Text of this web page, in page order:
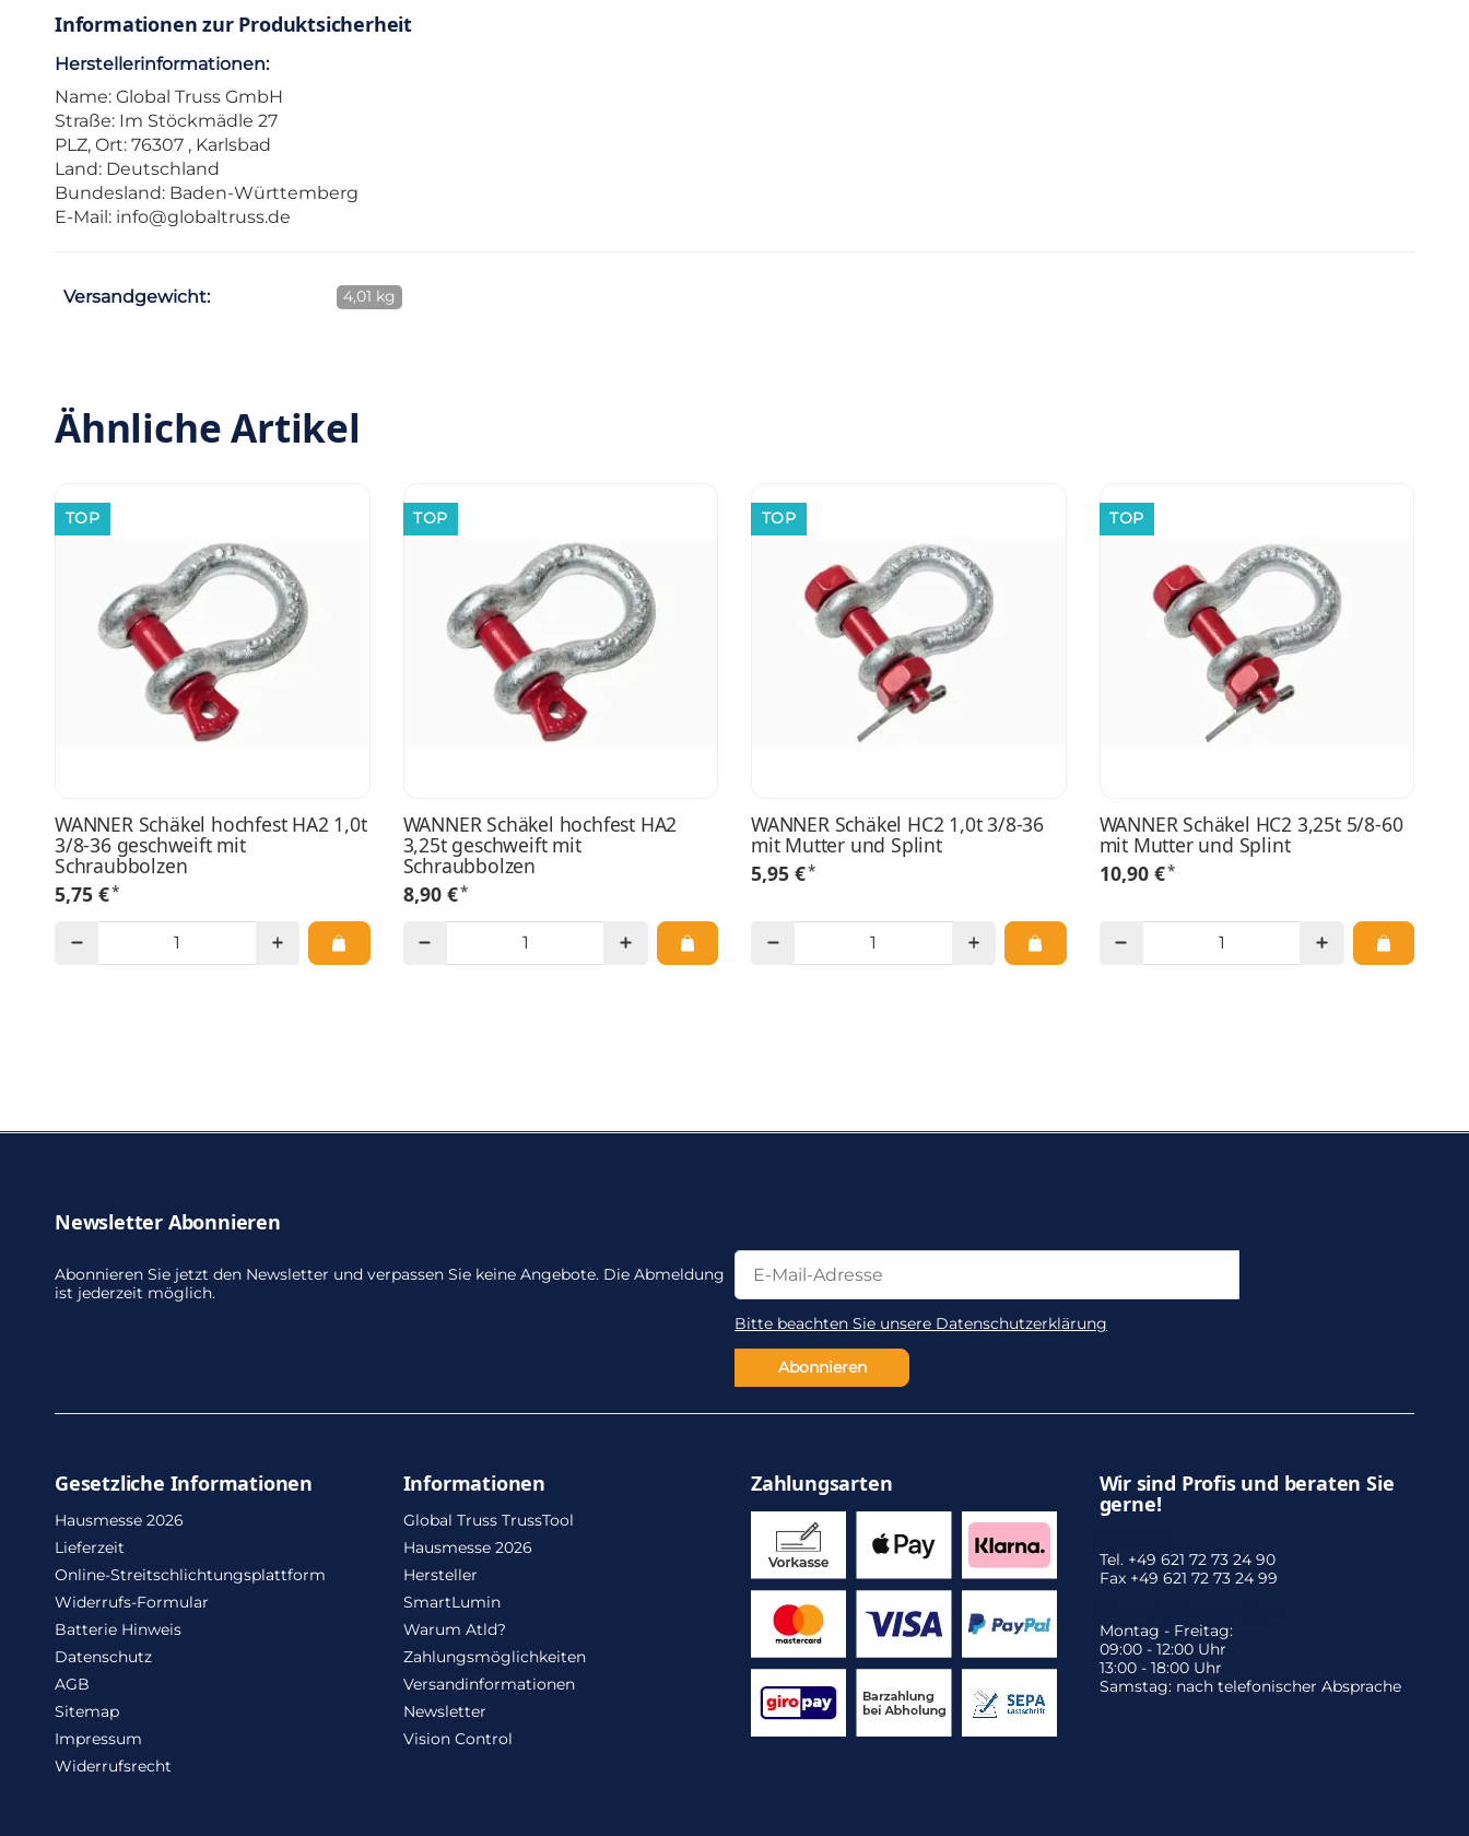
Informationen zur Produktsicherheit
Herstellerinformationen:
Name: Global Truss GmbH
Straße: Im Stöckmädle 27
PLZ, Ort: 76307 , Karlsbad
Land: Deutschland
Bundesland: Baden-Württemberg
E-Mail: info@globaltruss.de
Versandgewicht: 4,01 kg
Ähnliche Artikel
TOP
WANNER Schäkel hochfest HA2 1,0t
3/8-36 geschweift mit
Schraubbolzen
5,75 €*
TOP
WANNER Schäkel hochfest HA2
3,25t geschweift mit
Schraubbolzen
8,90 €*
TOP
WANNER Schäkel HC2 1,0t 3/8-36
mit Mutter und Splint
5,95 €*
TOP
WANNER Schäkel HC2 3,25t 5/8-60
mit Mutter und Splint
10,90 €*
Gesetzliche Informationen
Hausmesse 2026
Lieferzeit
Online-Streitschlichtungsplattform
Widerrufs-Formular
Batterie Hinweis
Datenschutz
AGB
Sitemap
Impressum
Widerrufsrecht
Informationen
Global Truss TrussTool
Hausmesse 2026
Hersteller
SmartLumin
Warum Atld?
Zahlungsmöglichkeiten
Versandinformationen
Newsletter
Vision Control
Zahlungsarten Wir sind Profis und beraten Sie
gerne!
Tel. +49 621 72 73 24 90
Fax +49 621 72 73 24 99
Montag - Freitag:
09:00 - 12:00 Uhr
13:00 - 18:00 Uhr
Samstag: nach telefonischer Absprache
Newsletter Abonnieren
Abonnieren Sie jetzt den Newsletter und verpassen Sie keine Angebote. Die Abmeldung
ist jederzeit möglich.
Newsletter Abonnieren
Newsletter Abonnieren
Bitte beachten Sie unsere Datenschutzerklärung
Abonnieren